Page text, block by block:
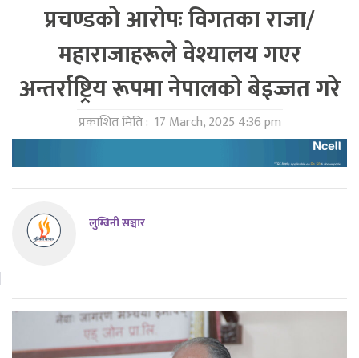
प्रचण्डको आरोपः विगतका राजा/
महाराजाहरूले वेश्यालय गएर
अन्तर्राष्ट्रिय रूपमा नेपालको बेइज्जत गरे
प्रकाशित मिति : 17 March, 2025 4:36 pm
लुम्बिनी सञ्चार